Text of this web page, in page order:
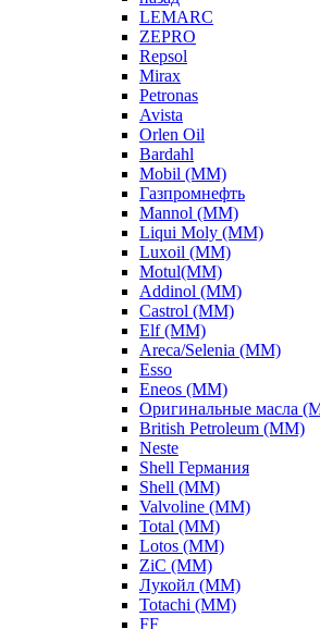
LEMARC
ZEPRO
Repsol
Mirax
Petronas
Avista
Orlen Oil
Bardahl
Mobil (ММ)
Газпромнефть
Mannol (ММ)
Liqui Moly (ММ)
Luxoil (ММ)
Motul(ММ)
Addinol (ММ)
Castrol (ММ)
Elf (ММ)
Areca/Selenia (ММ)
Esso
Eneos (ММ)
Оригинальные масла
British Petroleum (ММ)
Neste
Shell Германия
Shell (ММ)
Valvoline (ММ)
Total (ММ)
Lotos (ММ)
ZiC (ММ)
Лукойл (ММ)
Totachi (MM)
FF